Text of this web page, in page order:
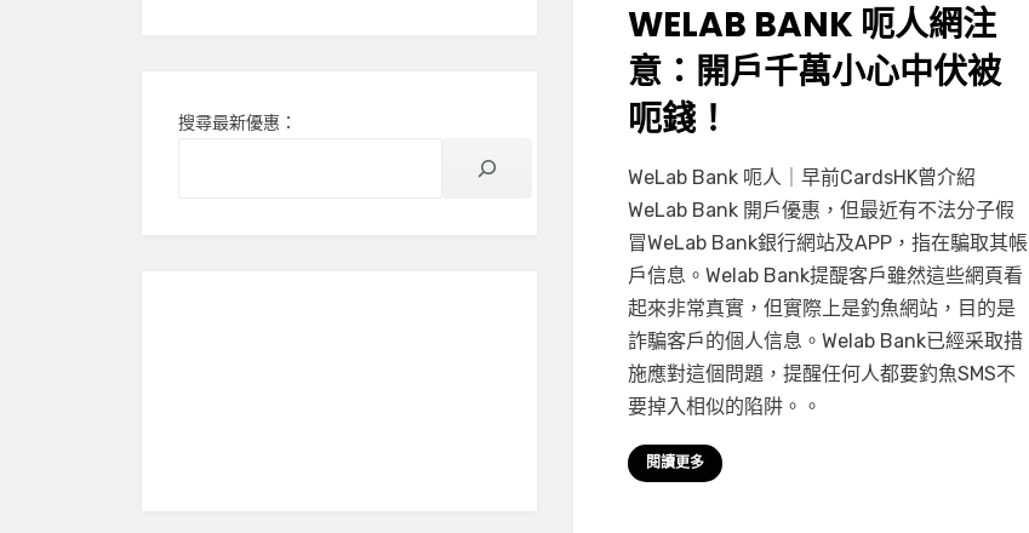
呃
中
WELAB BANK 呃人網注
意：開戶千萬小心中伏被
呃錢！
by小編
在
〈WeLab
人
網
注
意：
開
戶
千
有 1 則留言
WeLab Bank 呃人｜早前CardsHK曾介紹
WeLab Bank 開戶優惠，但最近有不法分子假
冒WeLab Bank銀行網站及APP，指在騙取其帳
戶信息。Welab Bank提醍客戶雖然這些網頁看
起來非常真實，但實際上是釣魚網站，目的是
詐騙客戶的個人信息。Welab Bank已經采取措
施應對這個問題，提醒任何人都要釣魚SMS不
要掉入相似的陷阱。。
閱讀更多
搜尋最新優惠：